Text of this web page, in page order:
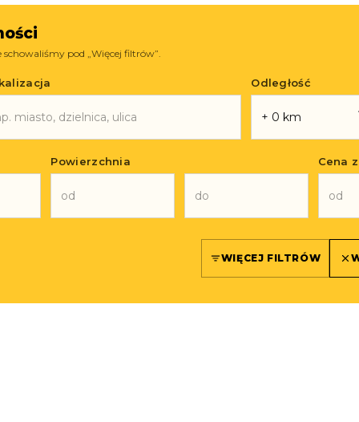
pod „Więcej filtrów”.
Odległość
Powierzchnia Cena
WIĘCEJ FILTRÓW